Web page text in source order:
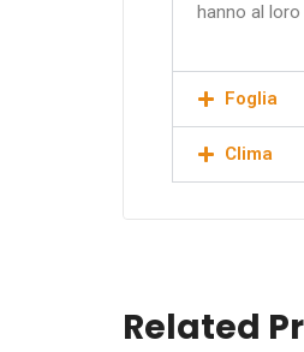
hanno al
Foglia
Clima
Related